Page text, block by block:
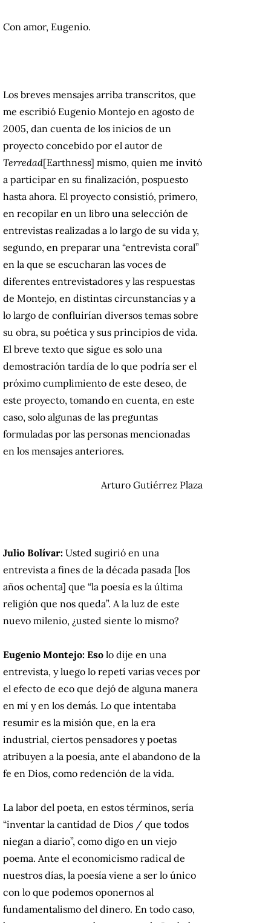
Con amor, Eugenio.
Los breves mensajes arriba transcritos, que
me escribió Eugenio Montejo en agosto de
2005, dan cuenta de los inicios de un
proyecto concebido por el autor de
Terredad[Earthness] mismo, quien me invitó
a participar en su finalización, pospuesto
hasta ahora. El proyecto consistió, primero,
en recopilar en un libro una selección de
entrevistas realizadas a lo largo de su vida y,
segundo, en preparar una “entrevista coral”
en la que se escucharan las voces de
diferentes entrevistadores y las respuestas
de Montejo, en distintas circunstancias y a
lo largo de confluirían diversos temas sobre
su obra, su poética y sus principios de vida.
El breve texto que sigue es solo una
demostración tardía de lo que podría ser el
próximo cumplimiento de este deseo, de
este proyecto, tomando en cuenta, en este
caso, solo algunas de las preguntas
formuladas por las personas mencionadas
en los mensajes anteriores.
Arturo Gutiérrez Plaza
Julio Bolívar: Usted sugirió en una
entrevista a fines de la década pasada [los
años ochenta] que “la poesía es la última
religión que nos queda”. A la luz de este
nuevo milenio, ¿usted siente lo mismo?
Eugenio Montejo: Eso lo dije en una
entrevista, y luego lo repetí varias veces por
el efecto de eco que dejó de alguna manera
en mí y en los demás. Lo que intentaba
resumir es la misión que, en la era
industrial, ciertos pensadores y poetas
atribuyen a la poesía, ante el abandono de la
fe en Dios, como redención de la vida.
La labor del poeta, en estos términos, sería
“inventar la cantidad de Dios / que todos
niegan a diario”, como digo en un viejo
poema. Ante el economicismo radical de
nuestros días, la poesía viene a ser lo único
con lo que podemos oponernos al
fundamentalismo del dinero. En todo caso,